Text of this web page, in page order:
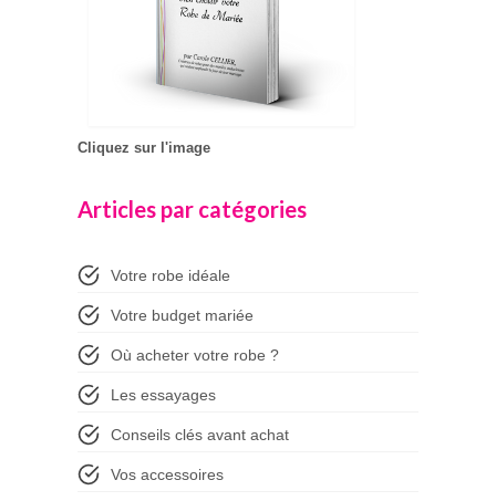
Cliquez sur l'image
Articles par catégories
Votre robe idéale
Votre budget mariée
Où acheter votre robe ?
Les essayages
Conseils clés avant achat
Vos accessoires